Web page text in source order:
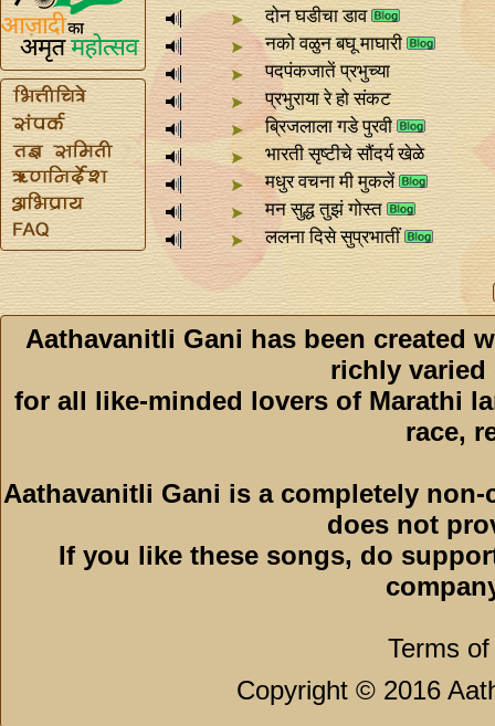
दोन घडीचा डाव
नको वळुन बघू माघारी
पदपंकजातें प्रभुच्या
प्रभुराया रे हो संकट
ब्रिजलाला गडे पुरवी
भारती सृष्टीचे सौंदर्य खेळे
मधुर वचना मी मुकलें
मन सुद्ध तुझं गोस्त
ललना दिसे सुप्रभातीं
Aathavanitli Gani has been created
richly varied
for all like-minded lovers of Marathi
race,
Aathavanitli Gani is a completely
does not
If you like these songs, do
Terms
Copyright © 2016